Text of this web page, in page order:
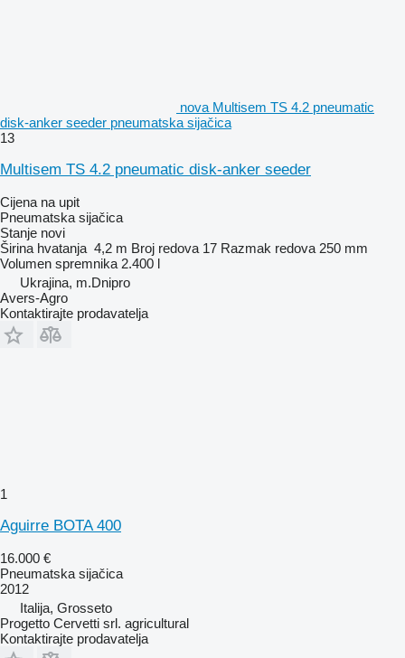
nova Multisem TS 4.2 pneumatic
disk-anker seeder pneumatska sijačica
13
Multisem TS 4.2 pneumatic disk-anker seeder
Cijena na upit
Pneumatska sijačica
Stanje novi
Širina hvatanja 4,2 m Broj redova 17 Razmak redova 250 mm
Volumen spremnika 2.400 l
Ukrajina, m.Dnipro
Avers-Agro
Kontaktirajte prodavatelja
1
Aguirre BOTA 400
16.000 €
Pneumatska sijačica
2012
Italija, Grosseto
Progetto Cervetti srl. agricultural
Kontaktirajte prodavatelja